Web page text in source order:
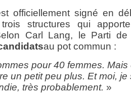
officiellement signé en
structures qui
Carl Lang, le Parti
au pot commun :
pour 40 femmes.
un petit peu plus. Et moi,
très probablement. »